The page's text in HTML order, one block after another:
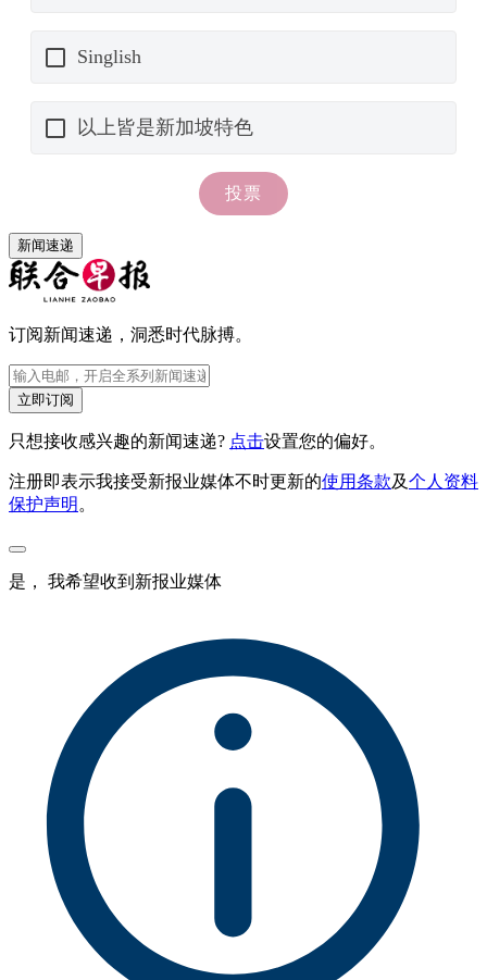
新闻速递
订阅新闻速递，洞悉时代脉搏。
立即订阅
只想接收感兴趣的新闻速递? 点击设置您的偏好。
注册即表示我接受新报业媒体不时更新的使用条款及个人资料
保护声明。
是， 我希望收到新报业媒体